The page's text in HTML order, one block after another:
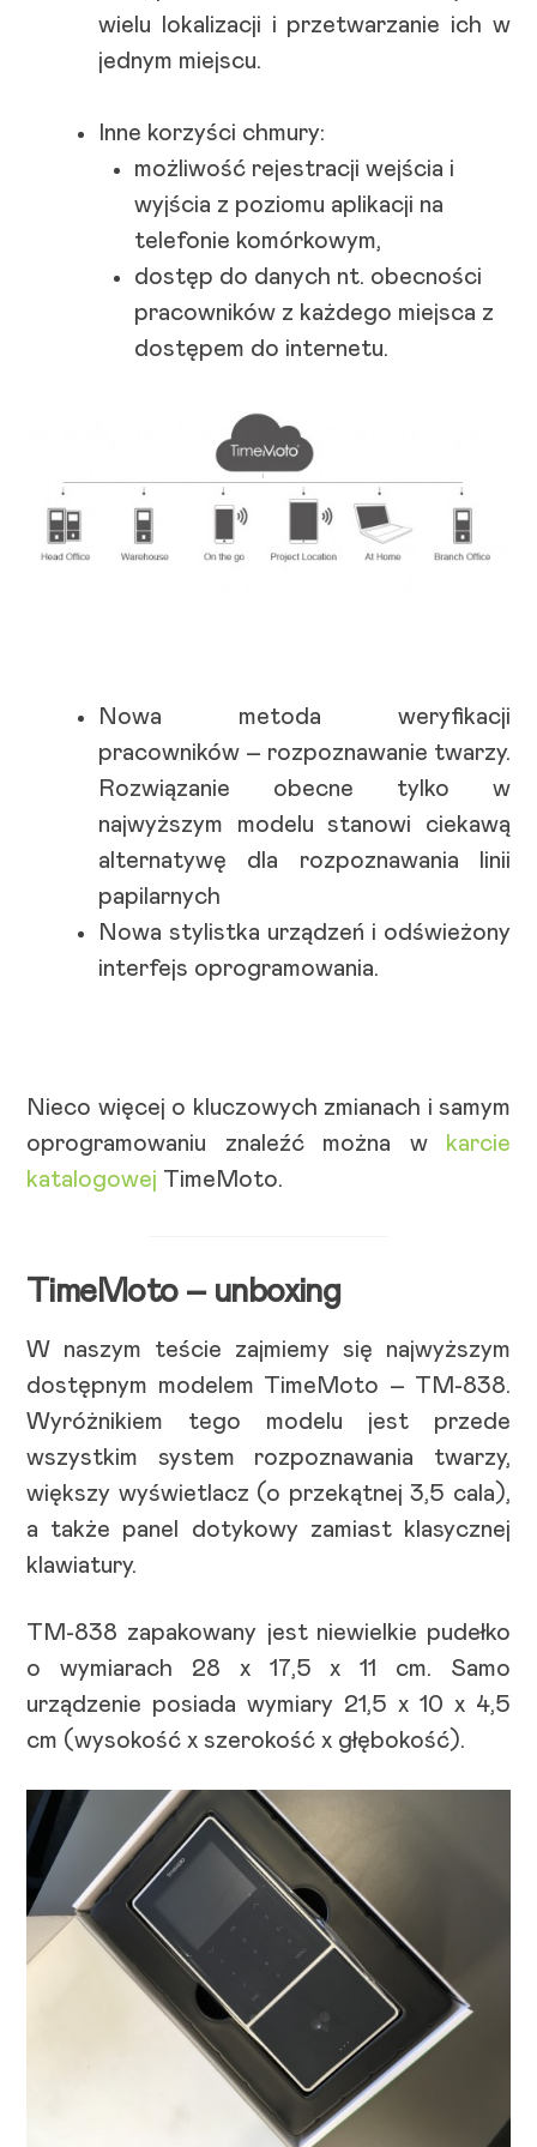
wielu lokalizacji i przetwarzanie ich w
jednym miejscu.
Inne korzyści chmury:
możliwość rejestracji wejścia i
wyjścia z poziomu aplikacji na
telefonie komórkowym,
dostęp do danych nt. obecności
pracowników z każdego miejsca z
dostępem do internetu.
Nowa metoda weryfikacji
pracowników – rozpoznawanie twarzy.
Rozwiązanie obecne tylko w
najwyższym modelu stanowi ciekawą
alternatywę dla rozpoznawania linii
papilarnych
Nowa stylistka urządzeń i odświeżony
interfejs oprogramowania.
Nieco więcej o kluczowych zmianach i samym
oprogramowaniu znaleźć można w karcie
katalogowej TimeMoto.
TimeMoto – unboxing
W naszym teście zajmiemy się najwyższym
dostępnym modelem TimeMoto – TM-838.
Wyróżnikiem tego modelu jest przede
wszystkim system rozpoznawania twarzy,
większy wyświetlacz (o przekątnej 3,5 cala),
a także panel dotykowy zamiast klasycznej
klawiatury.
TM-838 zapakowany jest niewielkie pudełko
o wymiarach 28 x 17,5 x 11 cm. Samo
urządzenie posiada wymiary 21,5 x 10 x 4,5
cm (wysokość x szerokość x głębokość).